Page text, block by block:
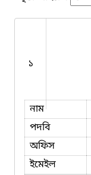
১
নাম
পদবি
অফিস
ইমেইল